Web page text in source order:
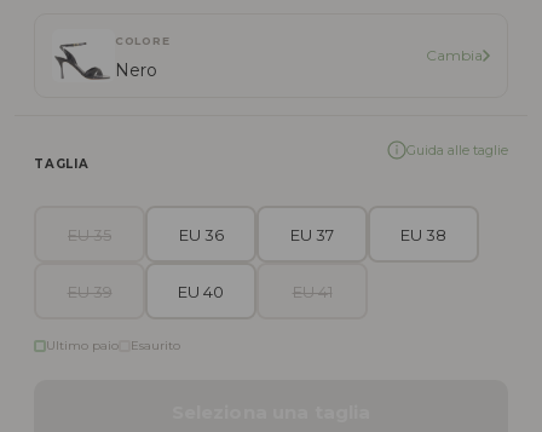
COLORE
Nero
Cambia
TAGLIA
Guida alle taglie
EU 35 EU 36 EU 37 EU 38
EU 39 EU 40 EU 41
Ultimo paio Esaurito